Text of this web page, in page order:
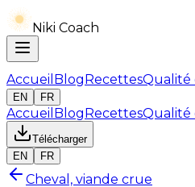
Niki Coach
Accueil BlogRecettesQualité
EN
FR
Accueil BlogRecettesQualité
Télécharger
EN
FR
Cheval, viande crue